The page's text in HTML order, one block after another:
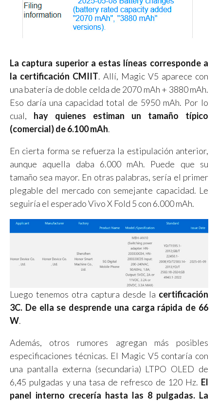
La captura superior a estas líneas corresponde a
la certificación CMIIT. Allí, Magic V5 aparece con
una batería de doble celda de 2070 mAh + 3880 mAh.
Eso daría una capacidad total de 5950 mAh. Por lo
cual, hay quienes estiman un tamaño típico
(comercial) de 6.100 mAh.
En cierta forma se refuerza la estipulación anterior,
aunque aquella daba 6.000 mAh. Puede que su
tamaño sea mayor. En otras palabras, sería el primer
plegable del mercado con semejante capacidad. Le
seguiría el esperado Vivo X Fold 5 con 6.000 mAh.
Luego tenemos otra captura desde la certificación
3C. De ella se desprende una carga rápida de 66
W.
Además, otros rumores agregan más posibles
especificaciones técnicas. El Magic V5 contaría con
una pantalla externa (secundaria) LTPO OLED de
6,45 pulgadas y una tasa de refresco de 120 Hz. El
panel interno crecería hasta las 8 pulgadas. La